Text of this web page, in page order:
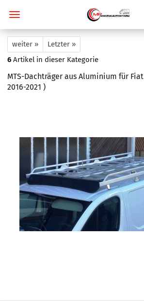
weiter »
Letzter »
6 Artikel in dieser Kategorie
MTS-Dachträger aus Aluminium für Fiat
2016-2021 )